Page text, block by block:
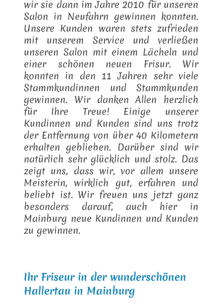
wir sie dann im Jahre 2010 für unseren
Salon in Neufahrn gewinnen konnten.
Unsere Kunden waren stets zufrieden
mit unserem Service und verließen
unseren Salon mit einem Lächeln und
einer schönen neuen Frisur. Wir
konnten in den 11 Jahren sehr viele
Stammkundinnen und Stammkunden
gewinnen. Wir danken Allen herzlich
für Ihre Treue! Einige unserer
Kundinnen und Kunden sind uns trotz
der Entfernung von über 40 Kilometern
erhalten geblieben. Darüber sind wir
natürlich sehr glücklich und stolz. Das
zeigt uns, dass wir, vor allem unsere
Meisterin, wirklich gut, erfahren und
beliebt ist. Wir freuen uns jetzt ganz
besonders darauf, auch hier in
Mainburg neue Kundinnen und Kunden
zu gewinnen.
Ihr Friseur in der wunderschönen
Hallertau in Mainburg